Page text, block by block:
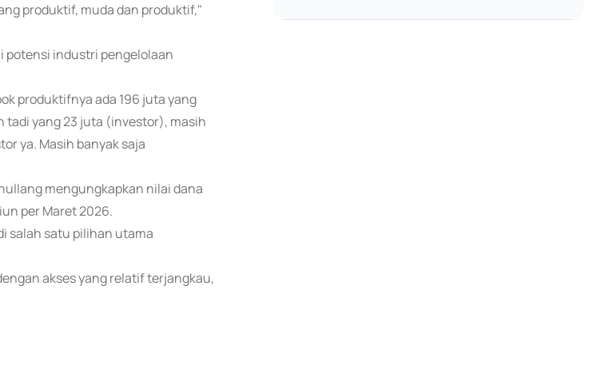
produktif, muda dan produktif,"
potensi industri pengelolaan
produktifnya ada 196 juta yang
tadi yang 23 juta (investor), masih
ya. Masih banyak saja
mengungkapkan nilai dana
per Maret 2026.
salah satu pilihan utama
akses yang relatif terjangkau,